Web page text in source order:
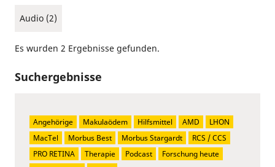
Audio (2)
Es wurden 2 Ergebnisse gefunden.
Suchergebnisse
Angehörige Makulaödem Hilfsmittel AMD
LHON
MacTel
Morbus Best Morbus Stargardt
RCS / CCS
PRO RETINA
Therapie Podcast
Forschung heute